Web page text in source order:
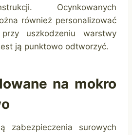
Ocynkowanych
również personalizować
uszkodzeniu warstwy
ją punktowo odtworzyć.
na mokro
zabezpieczenia surowych